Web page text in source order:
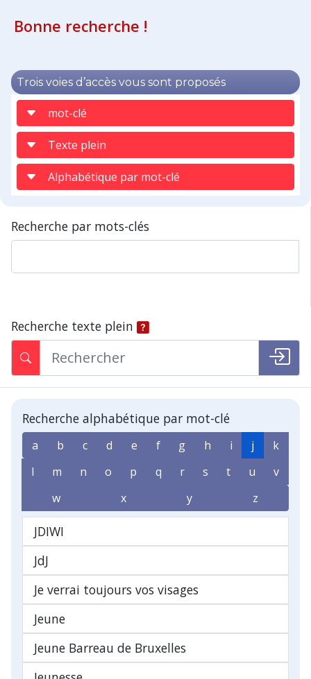
Bonne recherche !
Trois voies d’accès vous sont proposés
mot-clé
Texte plein
Alphabétique par mot-clé
Recherche par mots-clés
Recherche texte plein
Recherche alphabétique par mot-clé
a b c d e f g h i j
k
l
m n o p q r s t u
v
w
x y z
JDIWI
JdJ
Je verrai toujours vos visages
Jeune
Jeune Barreau de Bruxelles